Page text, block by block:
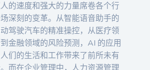
人的速度和强大的力量席卷各个行
深刻的变革。从智能语音助手的
驾驶汽车的精准操控，从医疗领
金融领域的风险预测，AI 的应用
们的生活和工作带来了前所未有